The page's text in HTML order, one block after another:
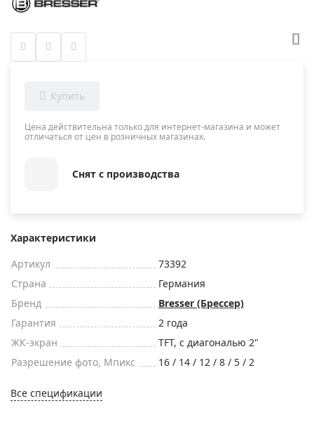
Цена действительна только для интернет-магазина и может
отличаться от цен в розничных магазинах.
Снят с производства
Характеристики
Артикул
73392
Страна
Германия
Бренд
Bresser (Брессер)
Гарантия
2 года
ЖК-экран
TFT, с диагональю 2"
Разрешение фото, Мпикс
16 / 14 / 12 / 8 / 5 / 2
Все спецификации